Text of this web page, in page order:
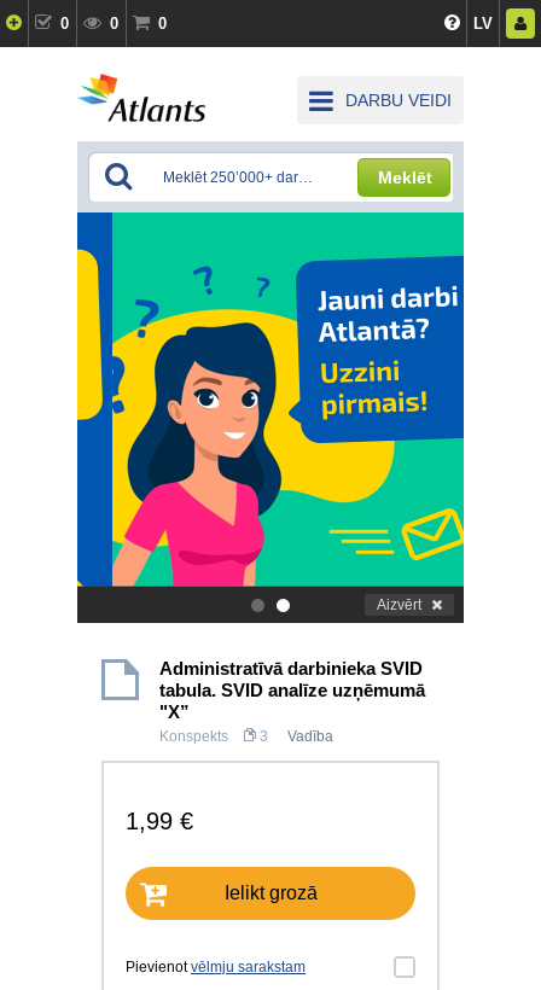
0 0 0 LV
DARBU VEIDI
Meklēt
. Aizvērt
Administratīvā darbinieka SVID
tabula. SVID analīze uzņēmumā
"X”
Konspekts 3 Vadība
1,99 €
Ielikt grozā
Pievienotvēlmju sarakstam